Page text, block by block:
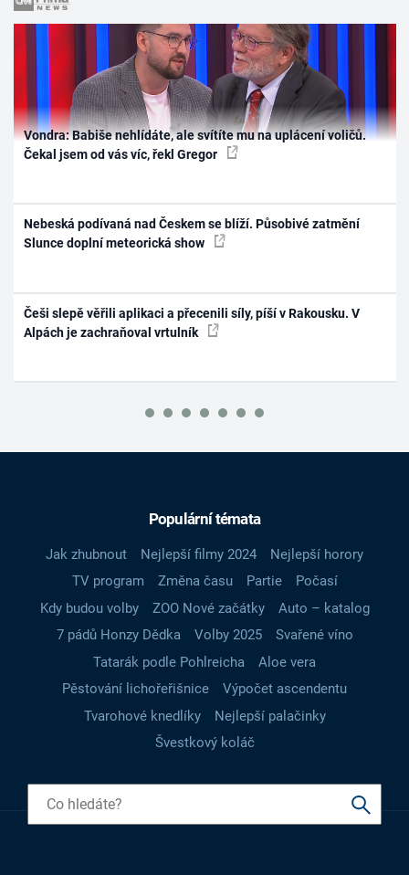
Vondra: Babiše nehlídáte, ale svítíte mu na uplácení voličů.
Čekal jsem od vás víc, řekl Gregor
Nebeská podívaná nad Českem se blíží. Působivé zatmění
Slunce doplní meteorická show
Češi slepě věřili aplikaci a přecenili síly, píší v Rakousku. V
Alpách je zachraňoval vrtulník
Populární témata
Jak zhubnout Nejlepší filmy 2024
Nejlepší horory
TV program
Změna času Partie
Počasí
Kdy budou volby
ZOO Nové začátky
Auto – katalog
7 pádů Honzy Dědka
Volby 2025
Svařené víno
Tatarák podle Pohlreicha
Aloe vera
Pěstování lichořeřišnice
Výpočet ascendentu
Tvarohové knedlíky
Nejlepší palačinky
Švestkový koláč